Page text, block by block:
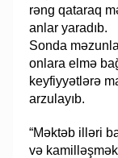
rəng qataraq
anlar yaradıb.
Sonda
onlara elmə
keyfiyyətlərə
arzulayıb.
“Məktəb illəri
və